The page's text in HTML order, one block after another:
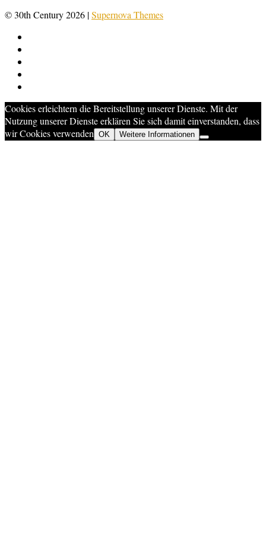
© 30th Century 2026 |Supernova Themes
Cookies erleichtern die Bereitstellung unserer Dienste. Mit der
Nutzung unserer Dienste erklären Sie sich damit einverstanden, dass
wir Cookies verwenden OK Weitere Informationen